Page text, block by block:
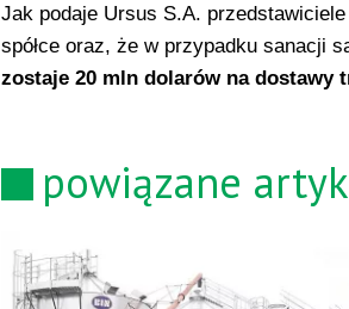
Jak podaje Ursus S.A.
spółce oraz, że w przypadku sanacji
zostaje 20 mln dolarów na dostawy
powiązane